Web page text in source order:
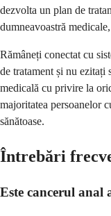
dezvolta un plan de
dumneavoastră
Rămâneți conectat cu
de tratament și nu ezitați
medicală cu privire la
majoritatea persoanelor
sănătoase.
Întrebări
Este cancerul anal